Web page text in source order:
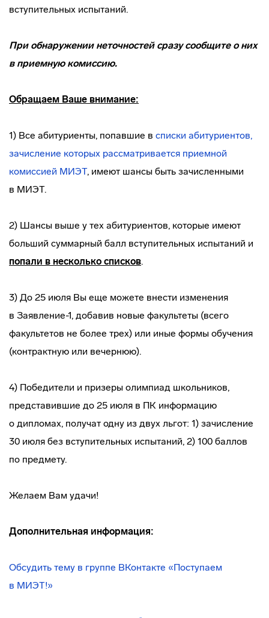
вступительных испытаний.
При обнаружении неточностей сразу сообщите о них
в приемную комиссию.
Обращаем Ваше внимание:
1) Все абитуриенты, попавшие в списки абитуриентов,
зачисление которых рассматривается приемной
комиссией МИЭТ, имеют шансы быть зачисленными
в МИЭТ.
2) Шансы выше у тех абитуриентов, которые имеют
больший суммарный балл вступительных испытаний и
попали в несколько списков.
3) До 25 июля Вы еще можете внести изменения
в Заявление-1, добавив новые факультеты (всего
факультетов не более трех) или иные формы обучения
(контрактную или вечернюю).
4) Победители и призеры олимпиад школьников,
представившие до 25 июля в ПК информацию
о дипломах, получат одну из двух льгот: 1) зачисление
30 июля без вступительных испытаний, 2) 100 баллов
по предмету.
Желаем Вам удачи!
Дополнительная информация:
Обсудить тему в группе ВКонтакте «Поступаем
в МИЭТ!»